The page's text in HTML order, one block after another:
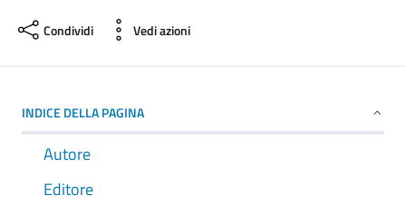
Condividi Vedi azioni
INDICE DELLA PAGINA
Autore
Editore